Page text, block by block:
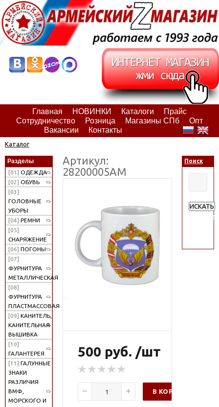
Главная НОВИНКИ Каталоги
Прайс
Сотрудничество
Розница Магазины СПб
Опт
Вакансии
Контакты
Каталог
Разделы
[01] ОДЕЖДА
[02] ОБУВЬ
[03]
ГОЛОВНЫЕ
УБОРЫ
[04] РЕМНИ
[05]
СНАРЯЖЕНИЕ
[06] ПОГОНЫ
[07]
ФУРНИТУРА
МЕТАЛЛИЧЕСКАЯ
[08]
ФУРНИТУРА
ПЛАСТМАССОВАЯ
[09] КАНИТЕЛЬ,
КАНИТЕЛЬНАЯ
ВЫШИВКА
[10]
ГАЛАНТЕРЕЯ
[11] ГАЛУННЫЕ
ЗНАКИ
РАЗЛИЧИЯ
ВМФ,
МОРСКОГО И
Артикул:
28200005АМ
500 руб. /шт
В КОРЗИНУ
Поиск
ИСКАТЬ